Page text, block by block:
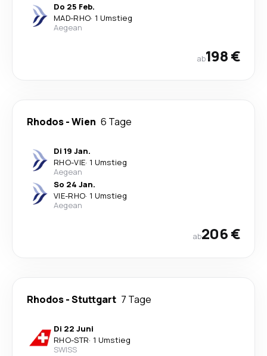
Do 25 Feb.
MAD-RHO· 1 Umstieg
Aegean
ab198 €
Rhodos-Wien 6 Tage
Di 19 Jan.
RHO-VIE· 1 Umstieg
Aegean
So 24 Jan.
VIE-RHO· 1 Umstieg
Aegean
ab206 €
Rhodos-Stuttgart 7 Tage
Di 22 Juni
RHO-STR· 1 Umstieg
SWISS